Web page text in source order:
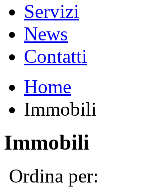
Servizi
News
Contatti
Home
Immobili
Immobili
Ordina per: